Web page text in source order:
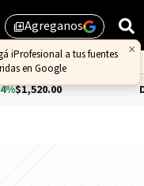
library_addAgreganos
DÓLAR BLUE